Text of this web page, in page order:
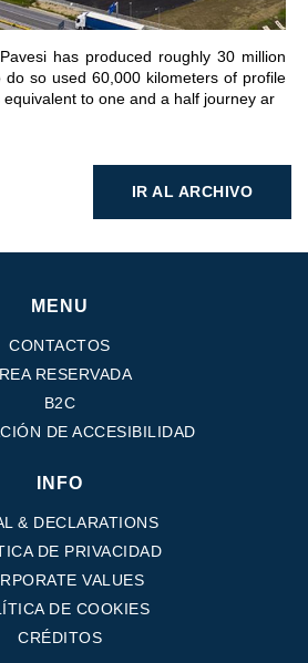
has produced roughly 30 million
do so used 60,000 kilometers of profile
to one and a half journey ar
IR AL ARCHIVO
MENU
CONTACTOS
RESERVADA
B2C
DE ACCESIBILIDAD
INFO
& DECLARATIONS
DE PRIVACIDAD
VALUES
DE COOKIES
CRÉDITOS